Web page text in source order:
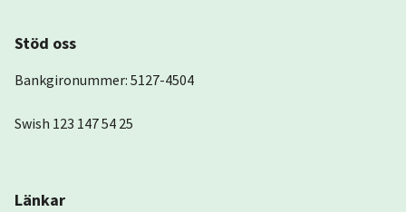
Stöd oss
Bankgironummer: 5127-4504
Swish 123 147 54 25
Länkar